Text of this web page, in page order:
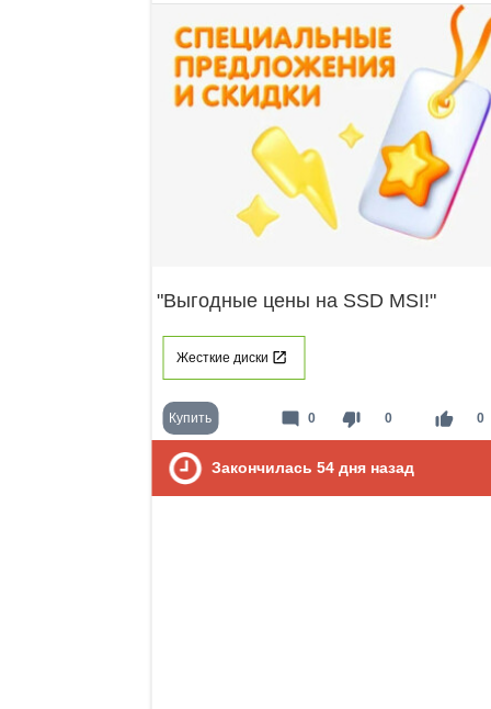
"Выгодные цены на SSD MSI!"
Жесткие диски
Купить thumb_down 0 thumb_up 0
mode_comment 0
Закончилась 54 дня назад